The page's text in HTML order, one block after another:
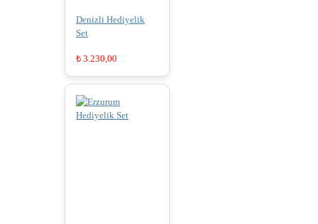
Denizli Hediyelik
Set
₺ 3.230,00